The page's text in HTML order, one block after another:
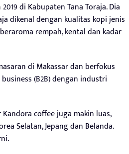
di Kabupaten Tana Toraja. Dia
dikenal dengan kualitas kopi jenis
rempah, kental dan kadar
di Makassar dan berfokus
(B2B) dengan industri
coffee juga makin luas,
Selatan, Jepang dan Belanda.